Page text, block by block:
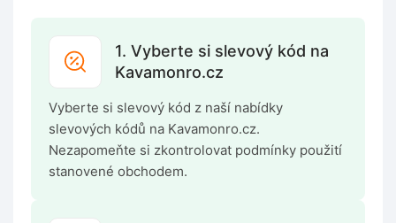
1. Vyberte si slevový kód na
Kavamonro.cz
Vyberte si slevový kód z naší nabídky
slevových kódů na Kavamonro.cz.
Nezapomeňte si zkontrolovat podmínky použití
stanovené obchodem.